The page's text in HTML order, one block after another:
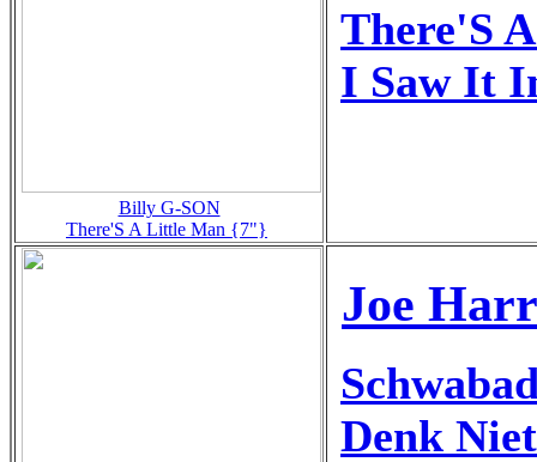
Billy G-SON
There'S A Little Man {7"}
There'S
I Saw It
Joe
Denk